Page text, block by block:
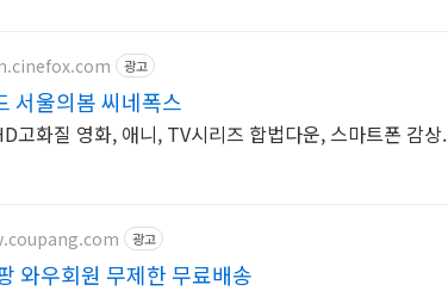
광고
서울의봄 씨네폭스
고화질 영화, 애니, TV시리즈 합법다운, 스마트폰 감상.
광고
와우회원 무제한 무료배송